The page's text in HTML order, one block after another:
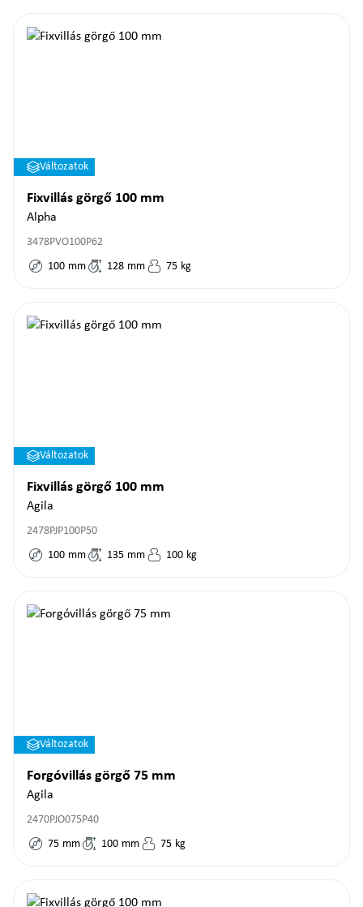
Változatok
Fixvillás görgő 100 mm
Alpha
3478PVO100P62
100 mm 128 mm 75 kg
Változatok
Fixvillás görgő 100 mm
Agila
2478PJP100P50
100 mm 135 mm 100 kg
Változatok
Forgóvillás görgő 75 mm
Agila
2470PJO075P40
75 mm 100 mm 75 kg